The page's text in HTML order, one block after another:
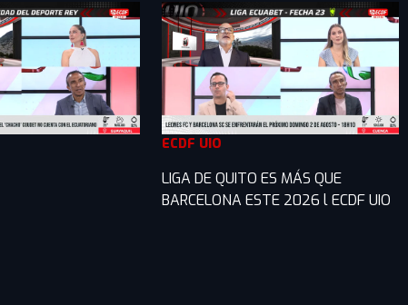
ECDF UIO
LIGA DE QUITO ES MÁS QUE
BARCELONA ESTE 2026 l ECDF UIO